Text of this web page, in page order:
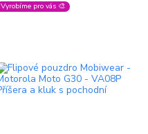
Vyrobíme pro vás 🎨